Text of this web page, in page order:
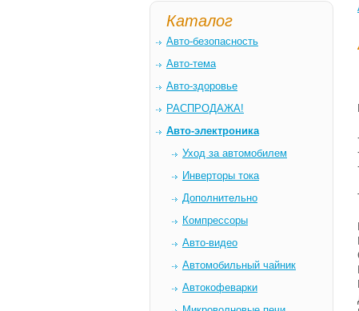
Каталог
Авто-безопасность
Авто-тема
Авто-здоровье
РАСПРОДАЖА!
Авто-электроника
Уход за автомобилем
Инверторы тока
Дополнительно
Компрессоры
Авто-видео
Автомобильный чайник
Автокофеварки